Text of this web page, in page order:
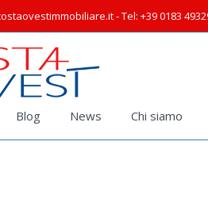
- Tel: +39 0183
Blog News Chi siamo